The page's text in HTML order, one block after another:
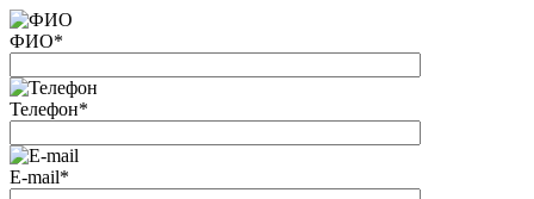
ФИО*
Телефон*
E-mail*